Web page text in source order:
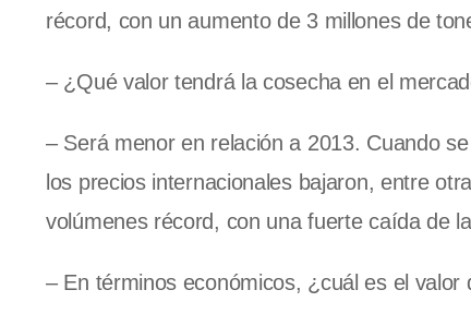
récord, con un aumento de 3 millones de
– ¿Qué valor tendrá la cosecha en el
– Será menor en relación a 2013. Cuando
los precios internacionales bajaron, entre
volúmenes récord, con una fuerte caída de
– En términos económicos, ¿cuál es el valor